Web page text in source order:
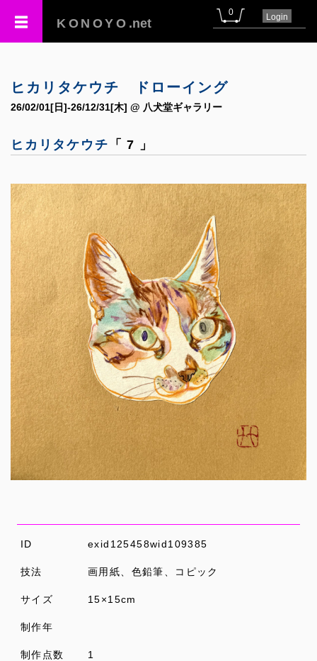
KONOYO .net
0 Login
ヒカリタケウチ ドローイング
26/02/01[日]-26/12/31[木] @ 八犬堂ギャラリー
ヒカリタケウチ 「 7 」
ID exid125458wid109385
技法 画用紙、色鉛筆、コピック
サイズ 15×15cm
制作年
制作点数 1